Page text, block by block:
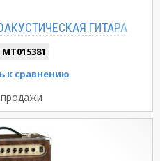
ГИТАРА
MT015381